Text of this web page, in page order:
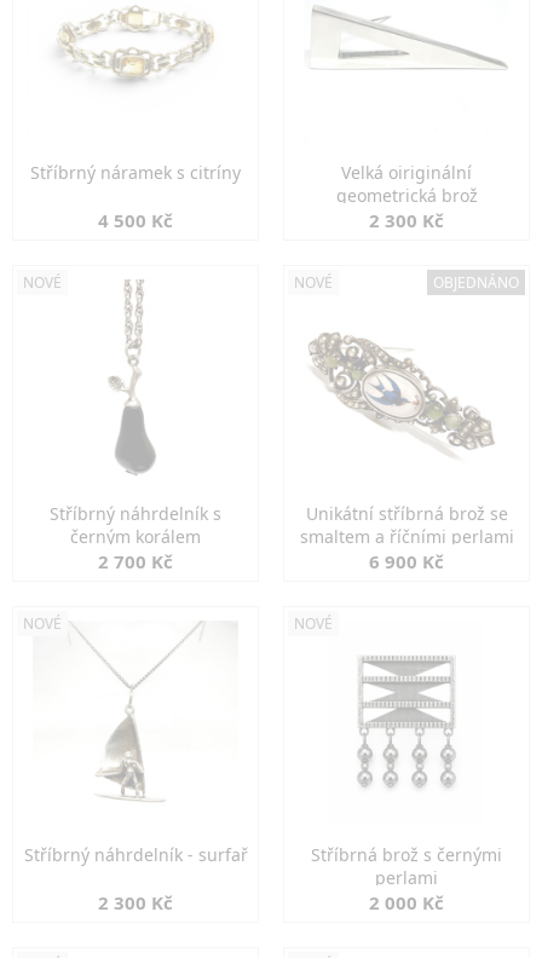
Stříbrný náramek s citríny
4 500 Kč
Velká oiriginální
geometrická brož
2 300 Kč
NOVÉ
Stříbrný náhrdelník s
černým korálem
2 700 Kč
NOVÉ OBJEDNÁNO
Unikátní stříbrná brož se
smaltem a říčními perlami
6 900 Kč
NOVÉ
Stříbrný náhrdelník - surfař
2 300 Kč
NOVÉ
Stříbrná brož s černými
perlami
2 000 Kč